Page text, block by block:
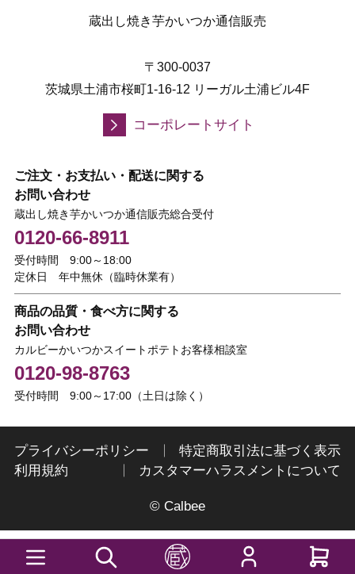
蔵出し焼き芋かいつか通信販売
〒300-0037
茨城県土浦市桜町1-16-12 リーガル土浦ビル4F
コーポレートサイト
ご注文・お支払い・配送に関する
お問い合わせ
蔵出し焼き芋かいつか通信販売総合受付
0120-66-8911
受付時間 9:00～18:00
定休日 年中無休（臨時休業有）
商品の品質・食べ方に関する
お問い合わせ
カルビーかいつかスイートポテトお客様相談室
0120-98-8763
受付時間 9:00～17:00（土日は除く）
プライバシーポリシー
特定商取引法に基づく表示
利用規約
カスタマーハラスメントについて
© Calbee